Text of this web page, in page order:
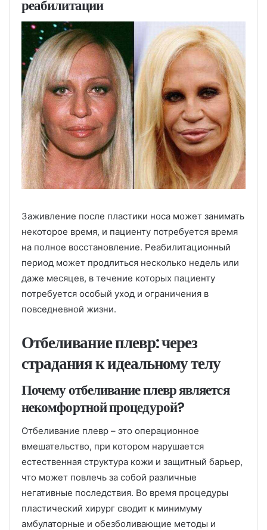
реабилитации
Заживление после пластики носа может занимать
некоторое время, и пациенту потребуется время
на полное восстановление. Реабилитационный
период может продлиться несколько недель или
даже месяцев, в течение которых пациенту
потребуется особый уход и ограничения в
повседневной жизни.
Отбеливание плевр: через
страдания к идеальному телу
Почему отбеливание плевр является
некомфортной процедурой?
Отбеливание плевр – это операционное
вмешательство, при котором нарушается
естественная структура кожи и защитный барьер,
что может повлечь за собой различные
негативные последствия. Во время процедуры
пластический хирург сводит к минимуму
амбулаторные и обезболивающие методы и